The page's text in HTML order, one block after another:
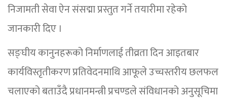
निजामती सेवा ऐन संसद्मा प्रस्तुत गर्ने तयारीमा रहेको
जानकारी दिए ।
सङ्घीय कानुनहरूको निर्माणलाई तीव्रता दिन आइतबार
कार्यविस्तृतीकरण प्रतिवेदनमाथि आफूले उच्चस्तरीय छलफल
चलाएको बताउँदै प्रधानमन्त्री प्रचण्डले संविधानको अनुसूचिमा